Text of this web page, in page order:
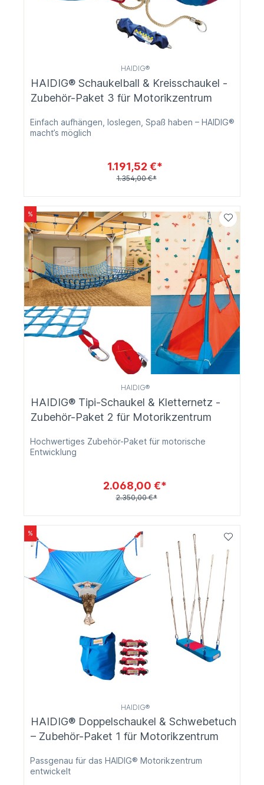
HAIDIG®
HAIDIG® Schaukelball & Kreisschaukel -
Zubehör-Paket 3 für Motorikzentrum
Einfach aufhängen, loslegen, Spaß haben – HAIDIG®
macht’s möglich
1.191,52 €*
1.354,00 €*
%
HAIDIG®
HAIDIG® Tipi-Schaukel & Kletternetz -
Zubehör-Paket 2 für Motorikzentrum
Hochwertiges Zubehör-Paket für motorische
Entwicklung
2.068,00 €*
2.350,00 €*
%
HAIDIG®
HAIDIG® Doppelschaukel & Schwebetuch
– Zubehör-Paket 1 für Motorikzentrum
Passgenau für das HAIDIG® Motorikzentrum
entwickelt